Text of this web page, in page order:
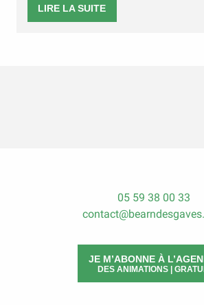
LIRE LA SUITE
05 59 38 00 33
JE M’ABONNE À
DES ANIMATIONS |